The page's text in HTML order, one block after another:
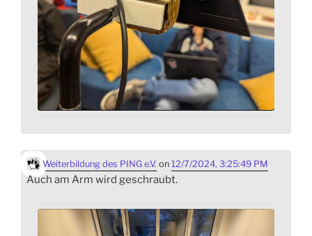
Weiterbildung des PING e.V. on 12/7/2024, 3:25:49 PM
Auch am Arm wird geschraubt.